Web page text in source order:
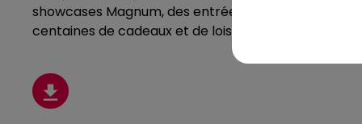
showcases Magnum, des entrées pour les
centaines de cadeaux et de loisirs dont vous